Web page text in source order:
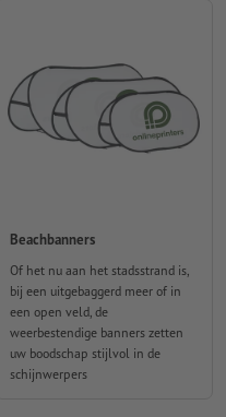
Beachbanners
Of het nu aan het stadsstrand is,
bij een uitgebaggerd meer of in
een open veld, de
weerbestendige banners zetten
uw boodschap stijlvol in de
schijnwerpers